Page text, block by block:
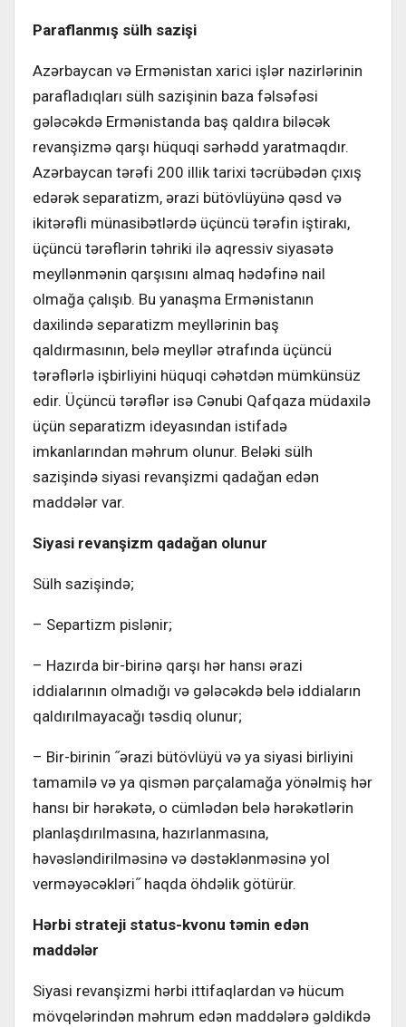
Paraflanmış sülh sazişi
Azərbaycan və Ermənistan xarici işlər nazirlərinin
parafladıqları sülh sazişinin baza fəlsəfəsi
gələcəkdə Ermənistanda baş qaldıra biləcək
revanşizmə qarşı hüquqi sərhədd yaratmaqdır.
Azərbaycan tərəfi 200 illik tarixi təcrübədən çıxış
edərək separatizm, ərazi bütövlüyünə qəsd və
ikitərəfli münasibətlərdə üçüncü tərəfin iştirakı,
üçüncü tərəflərin təhriki ilə aqressiv siyasətə
meyllənmənin qarşısını almaq hədəfinə nail
olmağa çalışıb. Bu yanaşma Ermənistanın
daxilində separatizm meyllərinin baş
qaldırmasının, belə meyllər ətrafında üçüncü
tərəflərlə işbirliyini hüquqi cəhətdən mümkünsüz
edir. Üçüncü tərəflər isə Cənubi Qafqaza müdaxilə
üçün separatizm ideyasından istifadə
imkanlarından məhrum olunur. Beləki sülh
sazişində siyasi revanşizmi qadağan edən
maddələr var.
Siyasi revanşizm qadağan olunur
Sülh sazişində;
– Separtizm pislənir;
– Hazırda bir-birinə qarşı hər hansı ərazi
iddialarının olmadığı və gələcəkdə belə iddiaların
qaldırılmayacağı təsdiq olunur;
– Bir-birinin ˝ərazi bütövlüyü və ya siyasi birliyini
tamamilə və ya qismən parçalamağa yönəlmiş hər
hansı bir hərəkətə, o cümlədən belə hərəkətlərin
planlaşdırılmasına, hazırlanmasına,
həvəsləndirilməsinə və dəstəklənməsinə yol
verməyəcəkləri˝ haqda öhdəlik götürür.
Hərbi strateji status-kvonu təmin edən
maddələr
Siyasi revanşizmi hərbi ittifaqlardan və hücum
mövqelərindən məhrum edən maddələrə gəldikdə